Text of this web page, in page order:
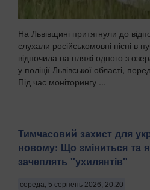
На Львівщині притягнули до
слухали російськомовні пісні в
відпочила на пляжі одного з
у поліції Львівської області,
Під час моніторингу ...
Тимчасовий захист для
новому: Що зміниться та
зачеплять "ухилянтів"
середа, 5 серпень 2026, 20:20